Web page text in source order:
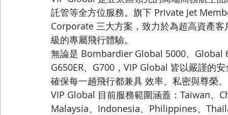
託管等全方位服務。旗下 Private Jet
Corporate 三大方案，致力於為超高資產
級的專屬飛行體驗。
無論是 Bombardier Global 5000、Global
G650ER、G700，VIP Global 皆以嚴謹的
確保每一趟飛行都兼具 效率、私密與尊榮。
VIP Global 目前服務範圍涵蓋：Taiwan、
Malaysia、Indonesia、Philippines、